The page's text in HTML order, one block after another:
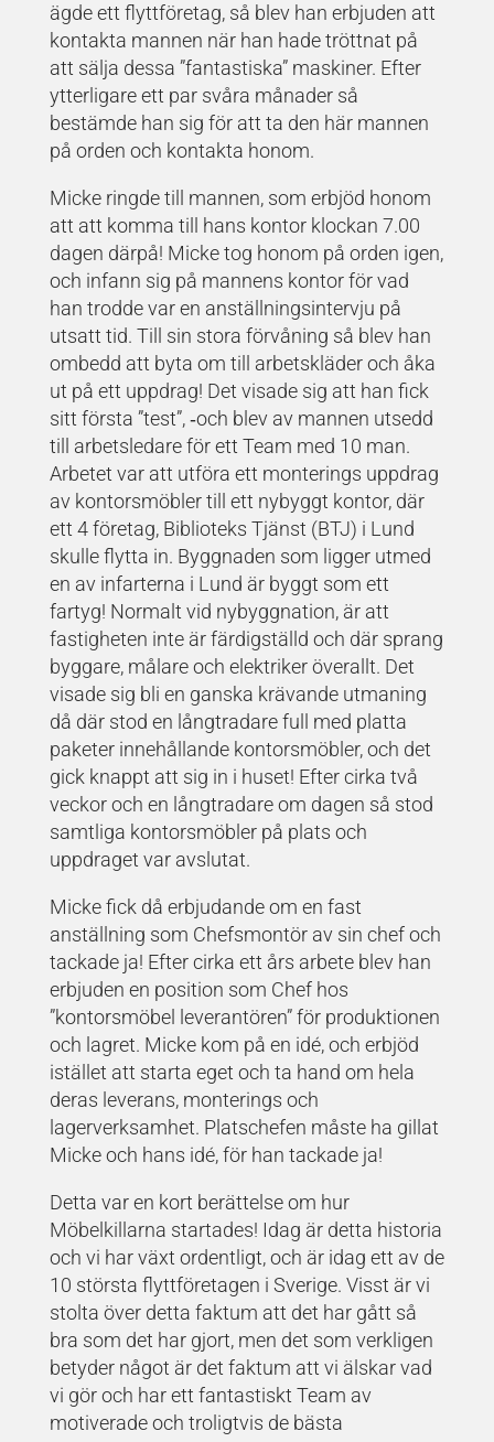
ägde ett flyttföretag, så blev han erbjuden att
kontakta mannen när han hade tröttnat på
att sälja dessa ”fantastiska” maskiner. Efter
ytterligare ett par svåra månader så
bestämde han sig för att ta den här mannen
på orden och kontakta honom.
Micke ringde till mannen, som erbjöd honom
att att komma till hans kontor klockan 7.00
dagen därpå! Micke tog honom på orden igen,
och infann sig på mannens kontor för vad
han trodde var en anställningsintervju på
utsatt tid. Till sin stora förvåning så blev han
ombedd att byta om till arbetskläder och åka
ut på ett uppdrag! Det visade sig att han fick
sitt första ”test”, ‐och blev av mannen utsedd
till arbetsledare för ett Team med 10 man.
Arbetet var att utföra ett monterings uppdrag
av kontorsmöbler till ett nybyggt kontor, där
ett 4 företag, Biblioteks Tjänst (BTJ) i Lund
skulle flytta in. Byggnaden som ligger utmed
en av infarterna i Lund är byggt som ett
fartyg! Normalt vid nybyggnation, är att
fastigheten inte är färdigställd och där sprang
byggare, målare och elektriker överallt. Det
visade sig bli en ganska krävande utmaning
då där stod en långtradare full med platta
paketer innehållande kontorsmöbler, och det
gick knappt att sig in i huset! Efter cirka två
veckor och en långtradare om dagen så stod
samtliga kontorsmöbler på plats och
uppdraget var avslutat.
Micke fick då erbjudande om en fast
anställning som Chefsmontör av sin chef och
tackade ja! Efter cirka ett års arbete blev han
erbjuden en position som Chef hos
”kontorsmöbel leverantören” för produktionen
och lagret. Micke kom på en idé, och erbjöd
istället att starta eget och ta hand om hela
deras leverans, monterings och
lagerverksamhet. Platschefen måste ha gillat
Micke och hans idé, för han tackade ja!
Detta var en kort berättelse om hur
Möbelkillarna startades! Idag är detta historia
och vi har växt ordentligt, och är idag ett av de
10 största flyttföretagen i Sverige. Visst är vi
stolta över detta faktum att det har gått så
bra som det har gjort, men det som verkligen
betyder något är det faktum att vi älskar vad
vi gör och har ett fantastiskt Team av
motiverade och troligtvis de bästa